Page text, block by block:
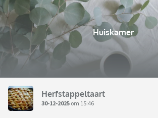
Huiskamer
Herfstappeltaart
30-12-2025 om 15:46